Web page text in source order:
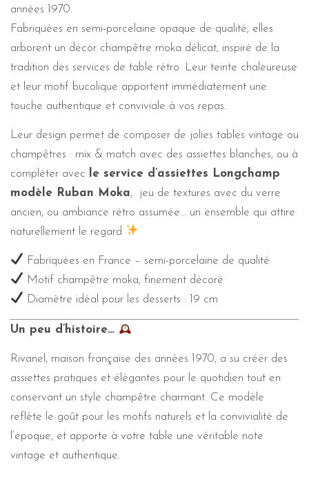
années 1970.
Fabriquées en semi-porcelaine opaque de qualité, elles
arborent un décor champêtre moka délicat, inspiré de la
tradition des services de table rétro. Leur teinte chaleureuse
et leur motif bucolique apportent immédiatement une
touche authentique et conviviale à vos repas.
Leur design permet de composer de jolies tables vintage ou
champêtres : mix & match avec des assiettes blanches, ou à
compléter avec
le service d’assiettes Longchamp
modèle Ruban Moka, jeu de textures avec du verre
ancien, ou ambiance rétro assumée… un ensemble qui attire
naturellement le regard
Fabriquées en France – semi-porcelaine de qualité
Motif champêtre moka, finement décoré
Diamètre idéal pour les desserts : 19 cm
Un peu d’histoire…
Rivanel, maison française des années 1970, a su créer des
assiettes pratiques et élégantes pour le quotidien tout en
conservant un style champêtre charmant. Ce modèle
reflète le goût pour les motifs naturels et la convivialité de
l’époque, et apporte à votre table une véritable note
vintage et authentique.